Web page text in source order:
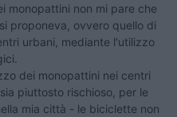
monopattini non mi pare che
proponeva, ovvero quello di
urbani, mediante l'utilizzo
dei monopattini nei centri
piuttosto rischioso, per le
mia città - le biciclette non